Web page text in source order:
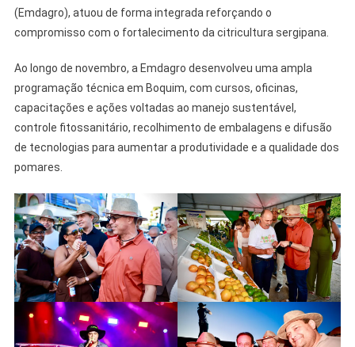
(Emdagro), atuou de forma integrada reforçando o
compromisso com o fortalecimento da citricultura sergipana.
Ao longo de novembro, a Emdagro desenvolveu uma ampla
programação técnica em Boquim, com cursos, oficinas,
capacitações e ações voltadas ao manejo sustentável,
controle fitossanitário, recolhimento de embalagens e difusão
de tecnologias para aumentar a produtividade e a qualidade dos
pomares.